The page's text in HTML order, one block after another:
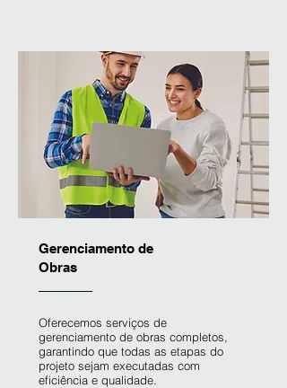
Gerenciamento de
Obras
Oferecemos serviços de
gerenciamento de obras completos,
garantindo que todas as etapas do
projeto sejam executadas com
eficiência e qualidade.